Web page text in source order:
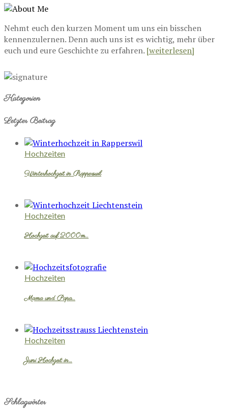
Nehmt euch den kurzen Moment um uns ein bisschen
kennenzulernen. Denn auch uns ist es wichtig, mehr über
euch und eure Geschichte zu erfahren. [weiterlesen]
Kategorien
Letzter Beitrag
Hochzeiten
Winterhochzeit in Rapperswil
Hochzeiten
Hochzeit auf 2000m…
Hochzeiten
Mama und Papa…
Hochzeiten
Juni Hochzeit in…
Schlagwörter